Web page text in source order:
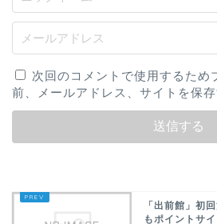
次回のコメントで使用するため
前、メールアドレス、サイトを保存
「出前館」初
もポイントサ